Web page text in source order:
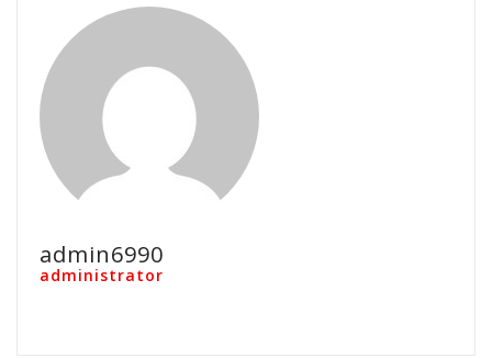
admin6990
administrator